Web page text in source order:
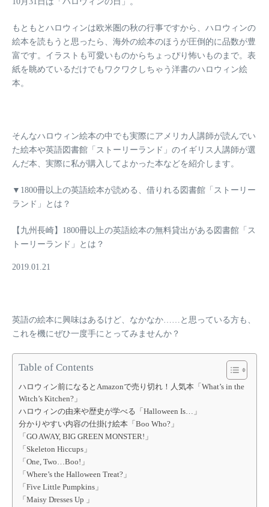
もともとハロウィンは欧米圏の秋の行事ですから、ハロウィンの
絵本を読もうと思ったら、海外の絵本のほうが圧倒的に品数が豊
富です。イラストも可愛いものからちょっぴり怖いものまで。表
紙を眺めているだけでもワクワクしちゃう洋書のハロウィン絵
本。
そんなハロウィン絵本の中でも実際にアメリカ人講師が読んでい
た絵本や英語図書館「ストーリーランド」のイギリス人講師が選
んだ本、実際に私が購入してよかった本などを紹介します。
▼1800冊以上の英語絵本が読める、借りれる図書館「ストーリー
ランド」とは？
【九州長崎】1800冊以上の英語絵本の無料貸出がある図書館「ス
トーリーランド」とは？
2019.01.21
英語の絵本に興味はあるけど、なかなか……と思っている方も、
これを機にぜひ一度手にとってみませんか？
Table of Contents
ハロウィン前になるとAmazonで売り切れ！人気本「What’s in the
Witch’s Kitchen?」
ハロウィンの由来や歴史が学べる「Halloween Is…」
分かりやすい内容の仕掛け絵本「Boo Who?」
「GO AWAY, BIG GREEN MONSTER!」
「Skeleton Hiccups」
「One, Two…Boo!」
「Where’s the Halloween Treat?」
「Five Little Pumpkins」
「Maisy Dresses Up 」